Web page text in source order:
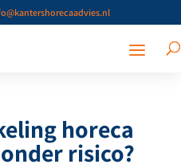
horeca
risico?